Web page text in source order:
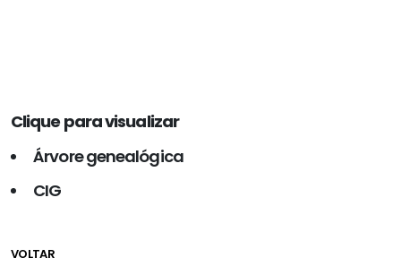
Clique para visualizar
Árvore genealógica
CIG
VOLTAR